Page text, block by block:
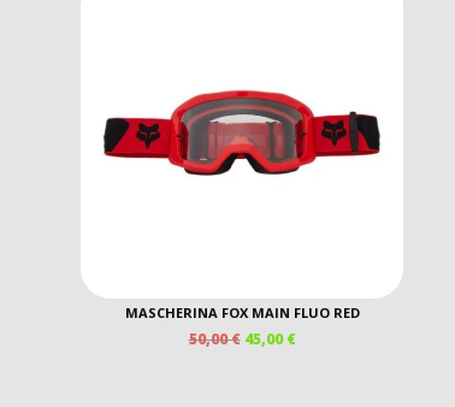
MASCHERINA FOX MAIN FLUO RED
50,00€ IL
45,00€IL